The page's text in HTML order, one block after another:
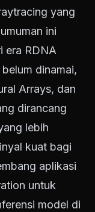
yang
ini
era RDNA
dinamai,
Arrays, dan
dirancang
lebih
kuat bagi
aplikasi
untuk
model di